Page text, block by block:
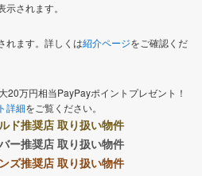
されます。
れます。詳しくは紹介ページをご確認くだ
20万円相当PayPayポイントプレゼント！
詳細をご覧ください。
ド推奨店 取り扱い物件
ー推奨店 取り扱い物件
ズ推奨店 取り扱い物件